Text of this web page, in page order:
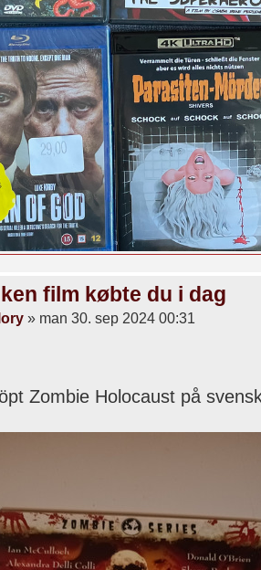
film købte du i dag
» man 30. sep 2024 00:31
Zombie Holocaust på